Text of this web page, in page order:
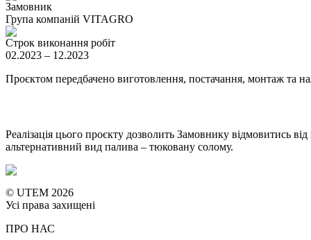
Замовник
Група компаній VITAGRO
Строк виконання робіт
02.2023 – 12.2023
Проєктом передбачено виготовлення, постачання, монтаж та
Реалізація цього проєкту дозволить Замовнику відмовитись
альтернативний вид палива – тюковану солому.
© UTEM 2026
Усі права захищені
ПРО НАС